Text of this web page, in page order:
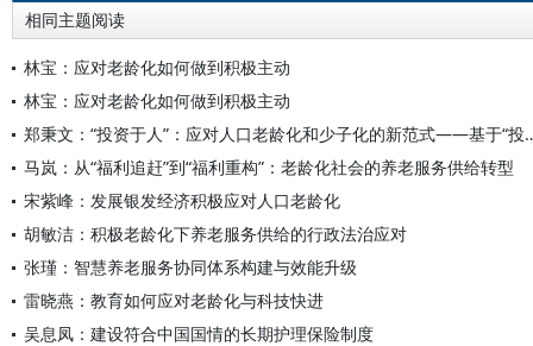
相同主题阅读
林宝：应对老龄化如何做到积极主动
林宝：应对老龄化如何做到积极主动
郑秉文：“投资于人”：应对人
马岚：从“福利追赶”到“福利重构”：老龄化社会的养老服务供给转型
宋紫峰：发展银发经济积极应对人口老龄化
胡敏洁：积极老龄化下养老服务供给的行政法治应对
张瑾：智慧养老服务协同体系构建与效能升级
雷晓燕：教育如何应对老龄化与科技快进
吴息凤：建设符合中国国情的长期护理保险制度